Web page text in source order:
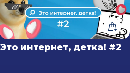
Это интернет, детка! #2